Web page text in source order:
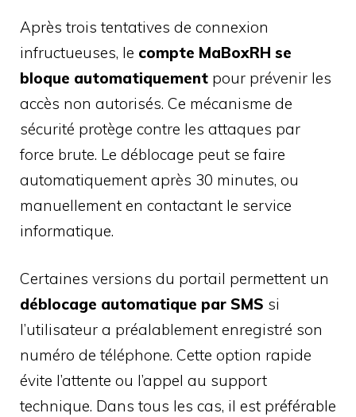
Après trois tentatives de connexion
infructueuses, le compte MaBoxRH se
bloque automatiquement pour prévenir les
accès non autorisés. Ce mécanisme de
sécurité protège contre les attaques par
force brute. Le déblocage peut se faire
automatiquement après 30 minutes, ou
manuellement en contactant le service
informatique.
Certaines versions du portail permettent un
déblocage automatique par SMS si
l’utilisateur a préalablement enregistré son
numéro de téléphone. Cette option rapide
évite l’attente ou l’appel au support
technique. Dans tous les cas, il est préférable